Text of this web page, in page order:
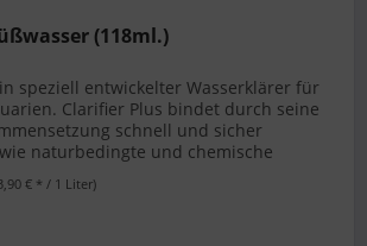
(118ml.)
speziell entwickelter Wasserklärer für
Clarifier Plus bindet durch seine
schnell und sicher
naturbedingte und chemische
€ * / 1 Liter)